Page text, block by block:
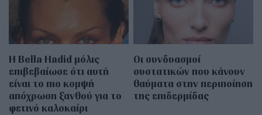
Η Bella Hadid μόλις
επιβεβαίωσε ότι αυτή
είναι το πιο κομψή
απόχρωση ξανθού για το
φετινό καλοκαίρι
Οι συνδυασμοί
συστατικών που κάνουν
θαύματα στην περιποίηση
της επιδερμίδας